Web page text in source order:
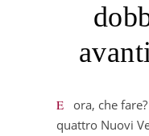
E ora, che fare? Di fronte alla Consacrazione di
quattro Nuovi